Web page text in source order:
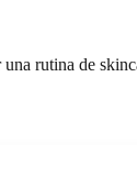
rutina de